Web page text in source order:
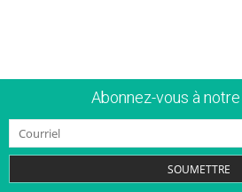
Abonnez-vous à
SOUMETTRE